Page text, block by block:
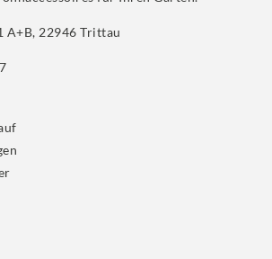
A+B, 22946 Trittau